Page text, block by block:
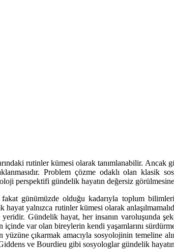
rutinler kümesi olarak tanımlanabilir.
Problem çözme odaklı olan klasik
perspektifi gündelik hayatın değersiz
günümüzde olduğu kadarıyla toplum
yalnızca rutinler kümesi olarak
Gündelik hayat, her insanın varoluşunda
var olan bireylerin kendi yaşamlarını
çıkarmak amacıyla sosyolojinin temeline
ve Bourdieu gibi sosyologlar gündelik